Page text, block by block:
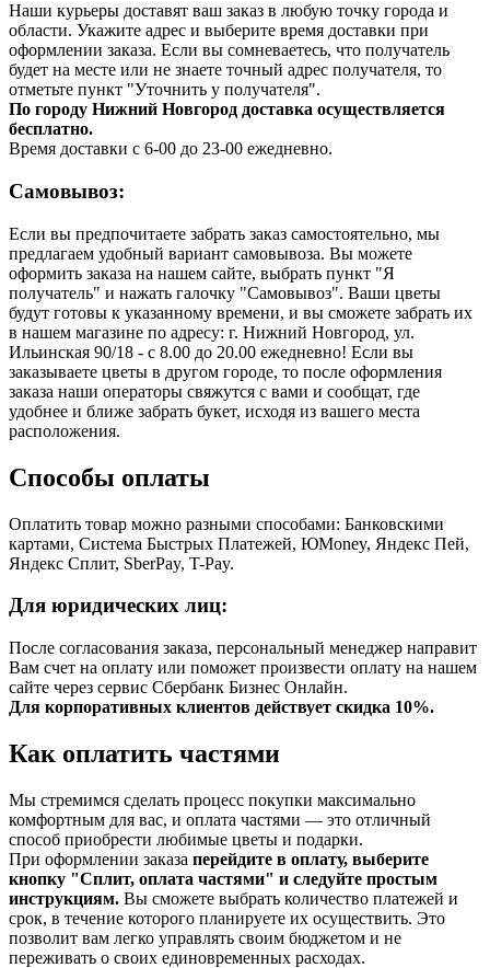
Наши курьеры доставят ваш заказ в любую точку города и
области. Укажите адрес и выберите время доставки при
оформлении заказа. Если вы сомневаетесь, что получатель
будет на месте или не знаете точный адрес получателя, то
отметьте пункт "Уточнить у получателя".
По городу Нижний Новгород доставка осуществляется
бесплатно.
Время доставки с 6-00 до 23-00 ежедневно.
Самовывоз:
Если вы предпочитаете забрать заказ самостоятельно, мы
предлагаем удобный вариант самовывоза. Вы можете
оформить заказа на нашем сайте, выбрать пункт "Я
получатель" и нажать галочку "Самовывоз". Ваши цветы
будут готовы к указанному времени, и вы сможете забрать их
в нашем магазине по адресу: г. Нижний Новгород, ул.
Ильинская 90/18 - с 8.00 до 20.00 ежедневно! Если вы
заказываете цветы в другом городе, то после оформления
заказа наши операторы свяжутся с вами и сообщат, где
удобнее и ближе забрать букет, исходя из вашего места
расположения.
Способы оплаты
Оплатить товар можно разными способами: Банковскими
картами, Система Быстрых Платежей, ЮMoney, Яндекс Пей,
Яндекс Сплит, SberPay, T-Pay.
Для юридических лиц:
После согласования заказа, персональный менеджер направит
Вам счет на оплату или поможет произвести оплату на нашем
сайте через сервис Сбербанк Бизнес Онлайн.
Для корпоративных клиентов действует скидка 10%.
Как оплатить частями
Мы стремимся сделать процесс покупки максимально
комфортным для вас, и оплата частями — это отличный
способ приобрести любимые цветы и подарки.
При оформлении заказа перейдите в оплату, выберите
кнопку "Сплит, оплата частями" и следуйте простым
инструкциям. Вы сможете выбрать количество платежей и
срок, в течение которого планируете их осуществить. Это
позволит вам легко управлять своим бюджетом и не
переживать о своих единовременных расходах.